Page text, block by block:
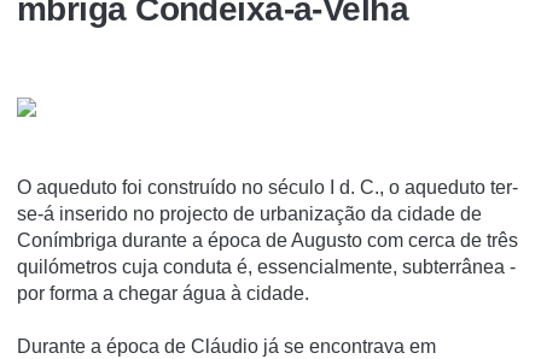
mbriga Condeixa-a-Velha
O aqueduto foi construí­do no século I d. C., o aqueduto ter-
se-á inserido no projecto de urbanização da cidade de
Coní­mbriga durante a época de Augusto com cerca de três
quilómetros cuja conduta é, essencialmente, subterrânea -
por forma a chegar água à cidade.
Durante a época de Cláudio já se encontrava em